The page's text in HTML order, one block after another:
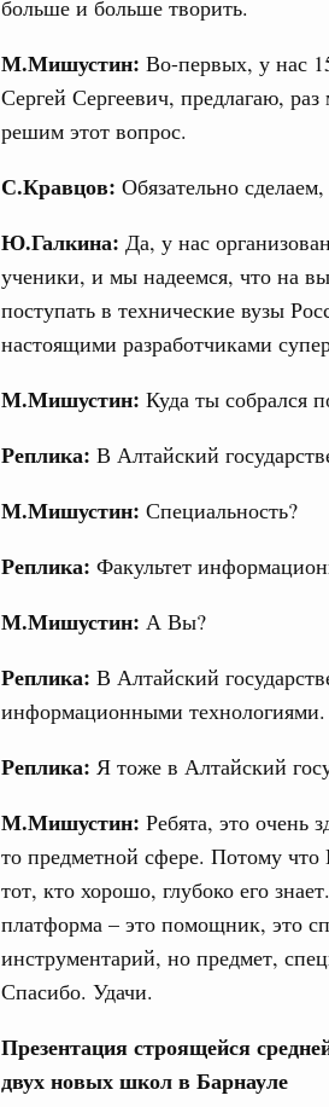
больше и больше творить.
М.Мишустин: Во-первых, у нас
Сергей Сергеевич, предлагаю,
решим этот вопрос.
С.Кравцов: Обязательно
Ю.Галкина: Да, у нас
ученики, и мы надеемся, что на
поступать в технические вузы
настоящими разработчиками
М.Мишустин: Куда ты собрался
Реплика: В Алтайский
М.Мишустин: Специальность?
Реплика: Факультет
М.Мишустин: А Вы?
Реплика: В Алтайский
информационными технологиями.
Реплика: Я тоже в Алтайский
М.Мишустин: Ребята, это очень
то предметной сфере. Потому
тот, кто хорошо, глубоко его
платформа – это помощник, это
инструментарий, но предмет,
Спасибо. Удачи.
Презентация строящейся
двух новых школ в Барнауле